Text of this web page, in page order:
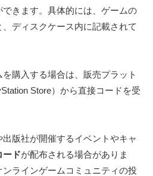
きます。具体的には、ゲームの
ディスクケース内に記載されて
購入する場合は、販売プラット
Store）から直接コードを受
版社が開催するイベントやキャ
ードが配布される場合がありま
ラインゲームコミュニティの投